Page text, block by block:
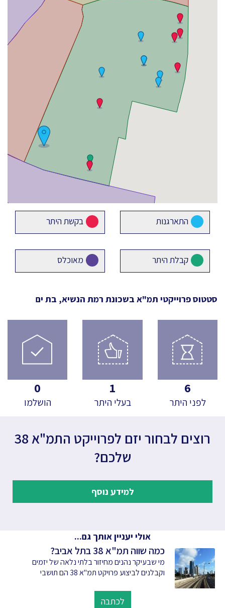
התארגנות בקשת היתר
קבלת היתר מאוכלס
סטטוס פרוייקטי תמ"א בשכונת רמת הנשיא, בת ים
6
לפני היתר
1
בעלי היתר
0
הושלמו
רוצים לבחור יזם לפרוייקט התמ"א 38
שלכם?
למידע נוסף
אולי יעניין אותך גם...
כמה שווה תמ"א 38 בתל אביב?
מי שבעיקר נהנים מחיזור בלתי נלאה של יזמים
וקבלנים לביצוע פרויקט תמ"א 38 הם תושבי
לכתבה